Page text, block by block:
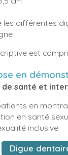
les différentes
est
en
santé et
en
en santé
inclusive.
Digue